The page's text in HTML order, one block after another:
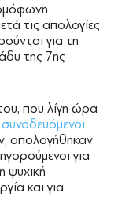
τις απολογίες
για τη
της 7ης
που λίγη ώρα
συνοδευόμενοι
απολογήθηκαν
για
ψυχική
και για